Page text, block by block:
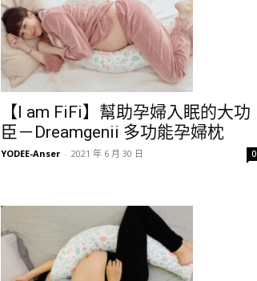
【I am FiFi】幫助孕婦入眠的大功
臣－Dreamgenii 多功能孕婦枕
YODEE-Anser - 2021 年 6 月 30 日 0